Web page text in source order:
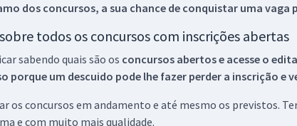
dosconcursos, a sua chance de conquistar uma vaga
todos os concursos com inscrições abertas
sabendo quais são os concursos abertos e acesse o
porque um descuido pode lhe fazer perder a inscrição e
os concursos em andamento e até mesmo os previstos.
e com muito mais qualidade.